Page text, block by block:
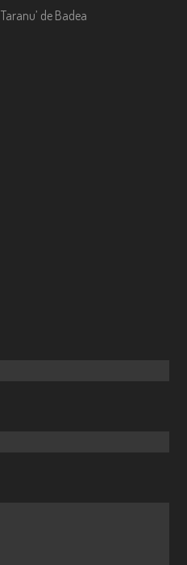
Taranu’ de Badea